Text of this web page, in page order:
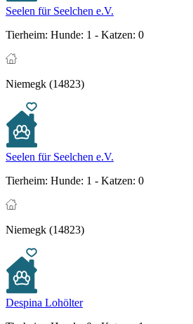
Seelen für Seelchen e.V.
Tierheim: Hunde: 1 - Katzen: 0
Niemegk (14823)
Seelen für Seelchen e.V.
Tierheim: Hunde: 1 - Katzen: 0
Niemegk (14823)
Despina Lohölter